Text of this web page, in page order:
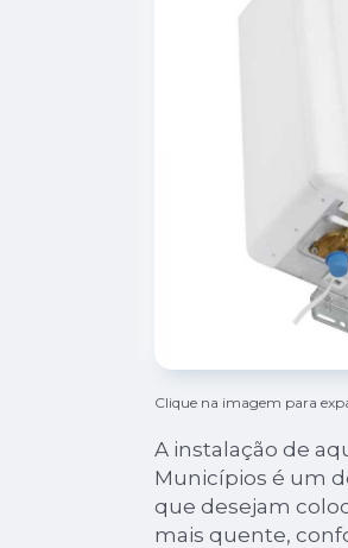
Clique na imagem para
A instalação de
Municípios é um
que desejam
mais quente,